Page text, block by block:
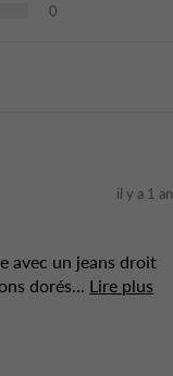
0
il y a 1 an
avec un jeans droit
dorés... Lire plus